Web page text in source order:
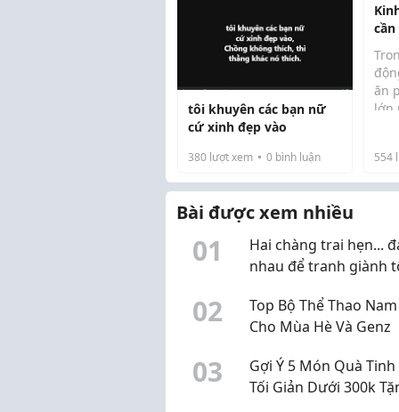
tôi khuyên các bạn nữ
cứ xinh đẹp vào
380 lượt xem 0 bình luận
ăn
lớn
và
554
Bài được xem nhiều
01
Hai chàng trai hẹn...
nhau để tranh giành
02
Top Bộ Thể Thao
Cho Mùa Hè Và Genz
03
Gợi Ý 5 Món Quà Tinh
Tối Giản Dưới 300k